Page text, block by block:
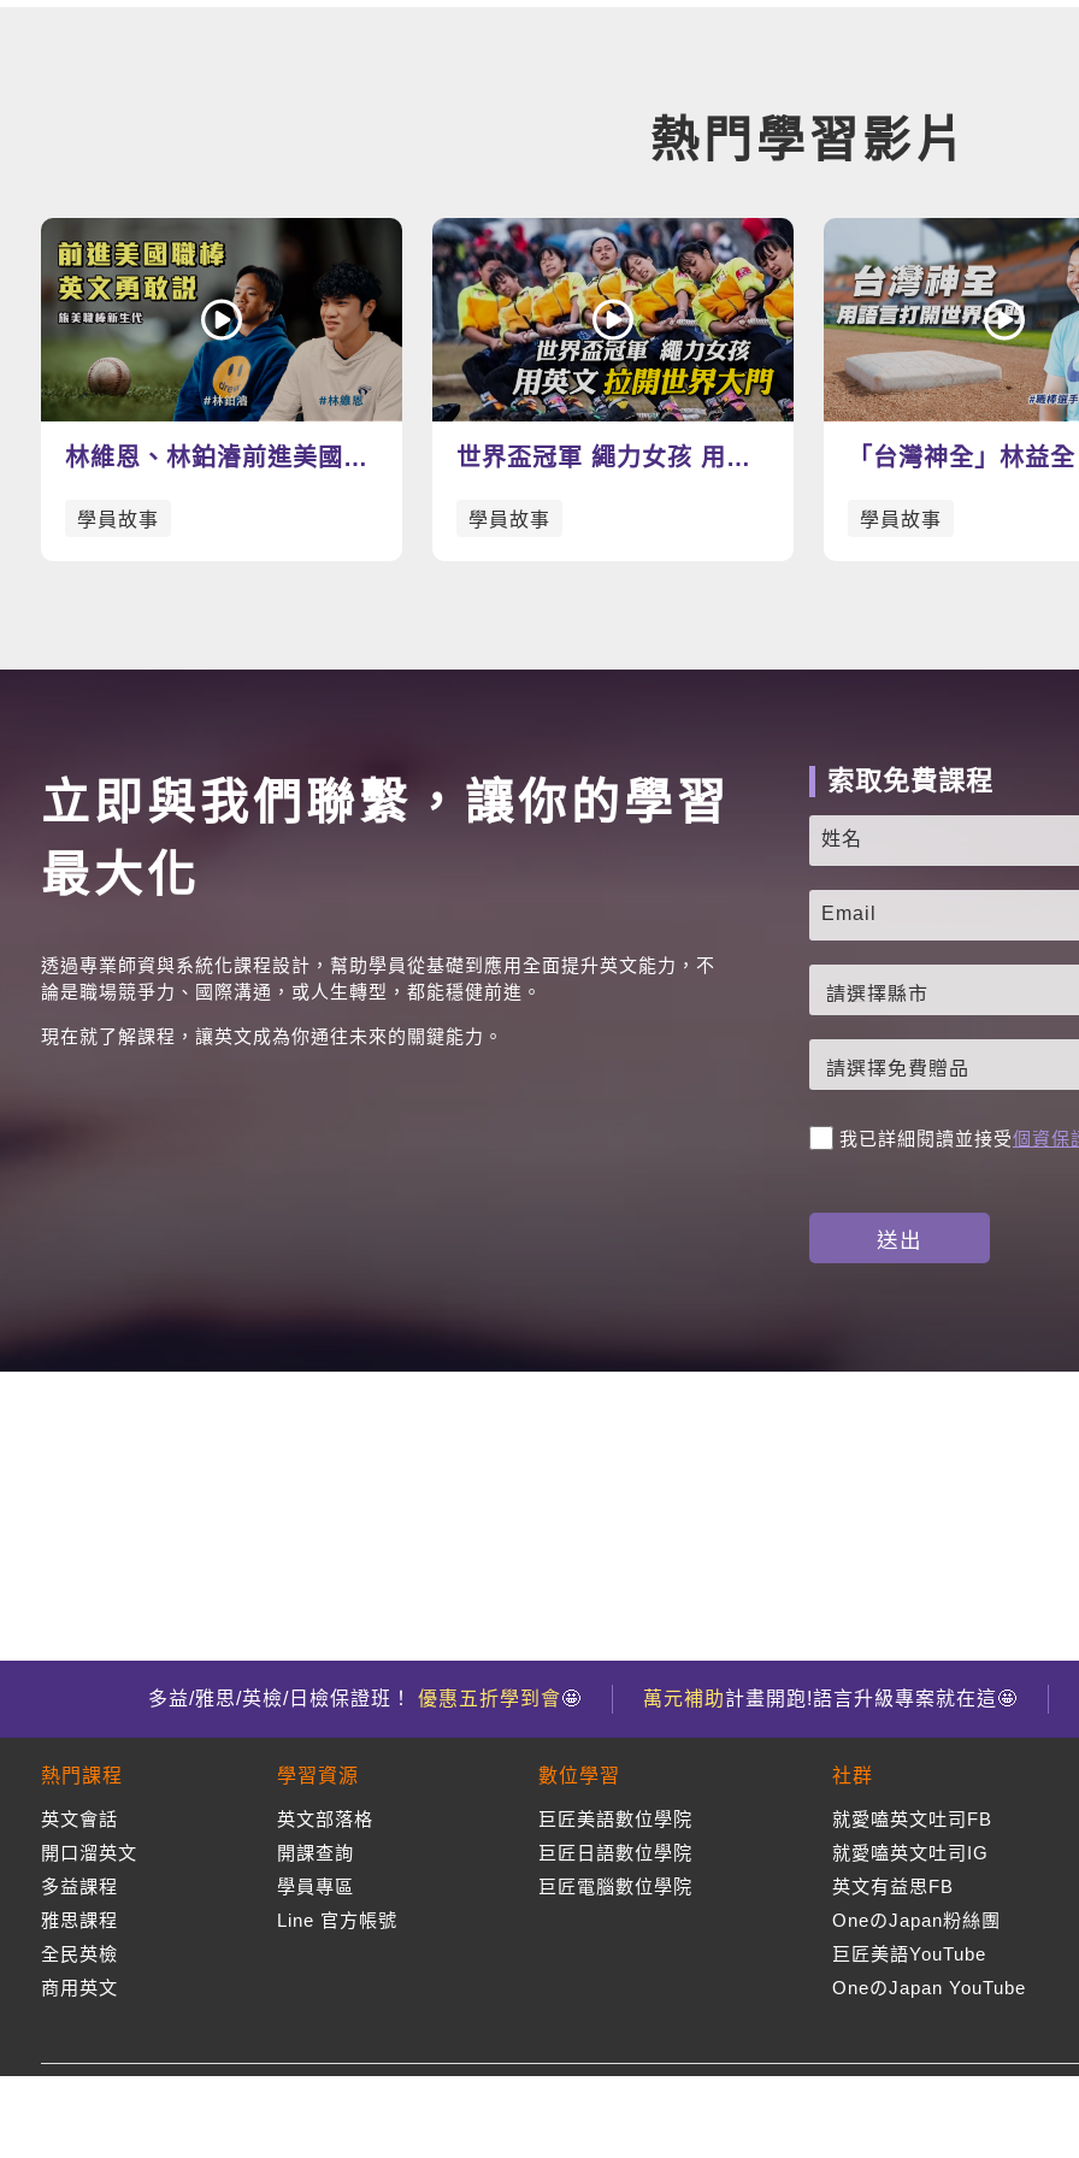
熱門學習影片
林維恩、林鉑濬前進美國職
學員故事
世界盃冠軍 繩力女孩 用英
拔河隊
學員故事
「台灣神全」林益
學員故事
立即與我們聯繫，讓你的學習
最大化
透過專業師資與系統化課程設計，幫助學員從基礎到應用全面提升英文能力，不
論是職場競爭力、國際溝通，或人生轉型，都能穩健前進。
現在就了解課程，讓英文成為你通往未來的關鍵能力。
索取免費課程
我已詳細閱讀並接受個資保
多益/雅思/英檢/日檢保證班！ 優惠五折學到會🤩 萬元補助計畫開跑!語言升級專案就在這🤩
熱門課程
英文會話
開口溜英文
多益課程
雅思課程
全民英檢
商用英文
學習資源
英文部落格
開課查詢
學員專區
Line 官方帳號
數位學習
巨匠美語數位學院
巨匠日語數位學院
巨匠電腦數位學院
社群
就愛嗑英文吐司FB
就愛嗑英文吐司IG
英文有益思FB
OneのJapan粉絲團
巨匠美語YouTube
OneのJapan YouTube